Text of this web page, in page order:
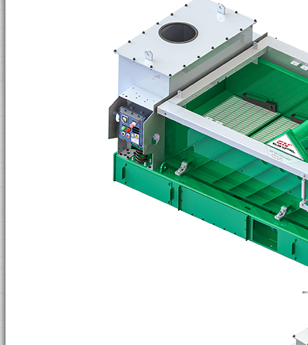
Liquid Mud Plant
Solids Removal Unit
Dredge Slurry Dewatering System
Ёмкость бурового раствора
Утилизация Буровых Отходов
Система переработки нефтешламов
Система утилизации буровых отходов
Вертикальный осушитель
Центрифуга утилизации буровых
Осушительное вибросито с высокой
ВИДЕО НОВОСТИ КОНТАКТЫ